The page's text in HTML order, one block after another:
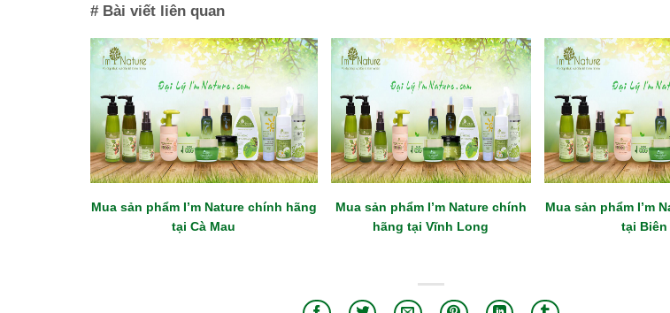
# Bài viết liên quan
Mua sản phẩm I’m Nature chính hãng
tại Cà Mau
Mua sản phẩm I’m Nature chính
hãng tại Vĩnh Long
Mua sản phẩm I’m
tại Biên